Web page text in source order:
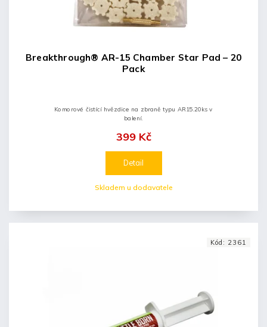
Breakthrough® AR-15 Chamber Star Pad – 20
Pack
Skladem u dodavatele
399 Kč
Detail
Komorové čistící hvězdice na zbraně typu AR15.20ks v
balení.
Kód: 2361